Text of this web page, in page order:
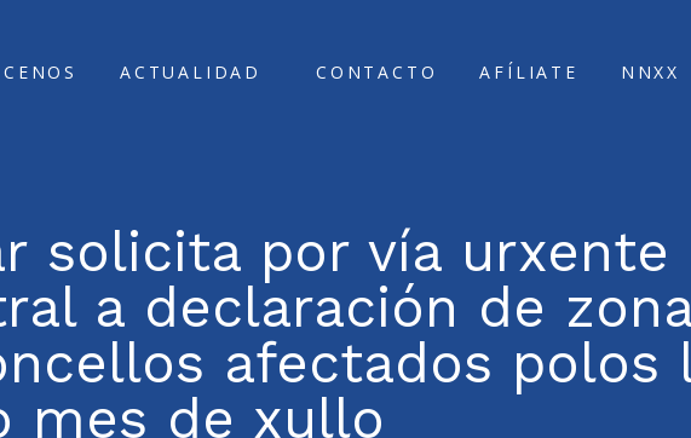
ACTUALIDAD CONTACTO AFÍLIATE NNXX
solicita por vía urxente
a declaración de
afectados polos
mes de xullo